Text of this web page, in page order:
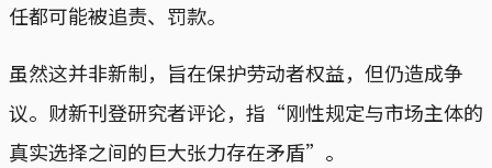
任都可能被追责、罚款。
虽然这并非新制，旨在保护劳动者权益，但仍造成争
议。财新刊登研究者评论，指“刚性规定与市场主体的
真实选择之间的巨大张力存在矛盾”。